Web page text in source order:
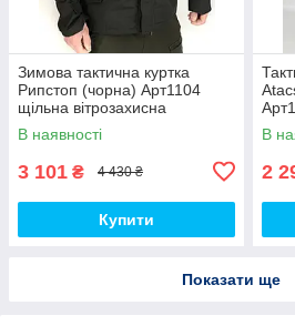
Зимова тактична куртка
Рипстоп (чорна) Арт1104
щільна вітрозахисна
водовідштовхувальна топ
В наявності
3 101 ₴ 4 430 ₴
Купити
топ
В
2
Показати ще